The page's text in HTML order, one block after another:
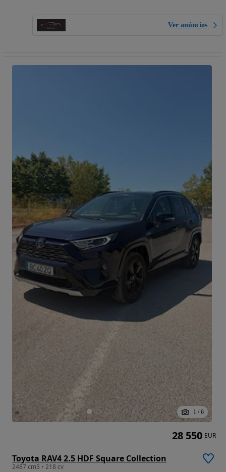
Ver anúncios
1 / 6
Toyota RAV4 2.5 HDF Square Collection
2487 cm3 • 218 cv
28 550 EUR